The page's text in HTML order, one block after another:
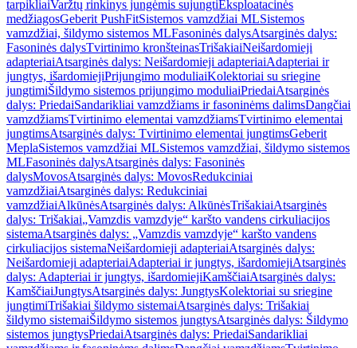
tarpikliaiVaržtų rinkinys jungėmis sujungtiEksploatacinės
medžiagosGeberit PushFitSistemos vamzdžiai MLSistemos
vamzdžiai, šildymo sistemos MLFasoninės dalysAtsarginės dalys:
Fasoninės dalysTvirtinimo kronšteinasTrišakiaiNeišardomieji
adapteriaiAtsarginės dalys: Neišardomieji adapteriaiAdapteriai ir
jungtys, išardomiejiPrijungimo moduliaiKolektoriai su sriegine
jungtimiŠildymo sistemos prijungimo moduliaiPriedaiAtsarginės
dalys: PriedaiSandarikliai vamzdžiams ir fasoninėms dalimsDangčiai
vamzdžiamsTvirtinimo elementai vamzdžiamsTvirtinimo elementai
jungtimsAtsarginės dalys: Tvirtinimo elementai jungtimsGeberit
MeplaSistemos vamzdžiai MLSistemos vamzdžiai, šildymo sistemos
MLFasoninės dalysAtsarginės dalys: Fasoninės
dalysMovosAtsarginės dalys: MovosRedukciniai
vamzdžiaiAtsarginės dalys: Redukciniai
vamzdžiaiAlkūnėsAtsarginės dalys: AlkūnėsTrišakiaiAtsarginės
dalys: Trišakiai„Vamzdis vamzdyje“ karšto vandens cirkuliacijos
sistemaAtsarginės dalys: „Vamzdis vamzdyje“ karšto vandens
cirkuliacijos sistemaNeišardomieji adapteriaiAtsarginės dalys:
Neišardomieji adapteriaiAdapteriai ir jungtys, išardomiejiAtsarginės
dalys: Adapteriai ir jungtys, išardomiejiKamščiaiAtsarginės dalys:
KamščiaiJungtysAtsarginės dalys: JungtysKolektoriai su sriegine
jungtimiTrišakiai šildymo sistemaiAtsarginės dalys: Trišakiai
šildymo sistemaiŠildymo sistemos jungtysAtsarginės dalys: Šildymo
sistemos jungtysPriedaiAtsarginės dalys: PriedaiSandarikliai